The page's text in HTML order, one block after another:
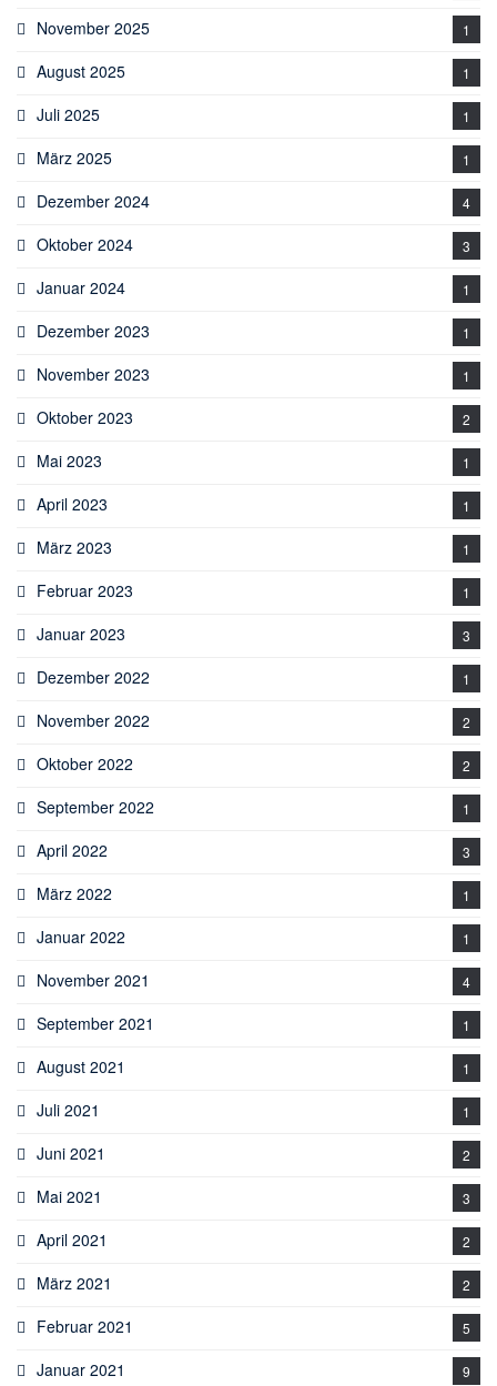
November 2025 1
August 2025 1
Juli 2025 1
März 2025 1
Dezember 2024 4
Oktober 2024 3
Januar 2024 1
Dezember 2023 1
November 2023 1
Oktober 2023 2
Mai 2023 1
April 2023 1
März 2023 1
Februar 2023 1
Januar 2023 3
Dezember 2022 1
November 2022 2
Oktober 2022 2
September 2022 1
April 2022 3
März 2022 1
Januar 2022 1
November 2021 4
September 2021 1
August 2021 1
Juli 2021 1
Juni 2021 2
Mai 2021 3
April 2021 2
März 2021 2
Februar 2021 5
Januar 2021 9